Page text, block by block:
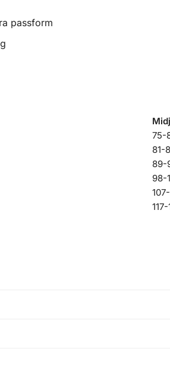
passform
75-
81-
89-
98-